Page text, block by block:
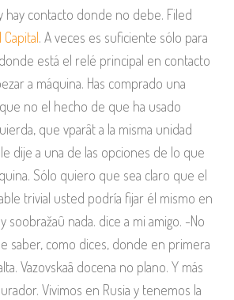
contacto donde no debe. Filed
. A veces es suficiente sólo para
está el relé principal en contacto
a máquina. Has comprado una
no el hecho de que ha usado
que vparât a la misma unidad
dije a una de las opciones de lo que
Sólo quiero que sea claro que el
trivial usted podría fijar él mismo en
soobražaû nada. dice a mi amigo. -No
saber, como dices, donde en primera
Vazovskaâ docena no plano. Y más
Vivimos en Rusia y tenemos la